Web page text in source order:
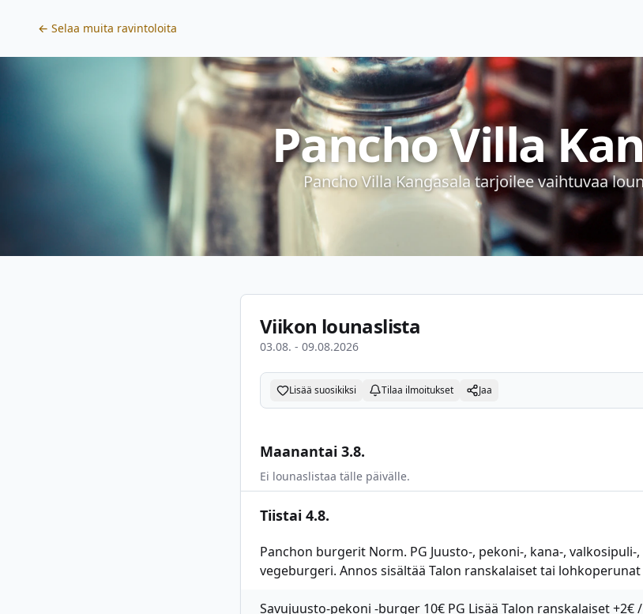
← Selaa muita ravintoloita
Pancho Villa
Pancho Villa Kangasalatarjoilee vaihtuvaa
Viikon lounaslista
03.08. - 09.08.2026
Lisää suosikiksi Tilaa ilmoitukset Jaa
Maanantai 3.8.
Ei lounaslistaa tälle päivälle.
Tiistai 4.8.
Panchon burgerit Norm. PG Juusto-, pekoni-, kana-, valkosipuli-,
vegeburgeri. Annos sisältää Talon ranskalaiset tai
Savujuusto-pekoni -burger 10€ PG Lisää Talon ranskalaiset +2€